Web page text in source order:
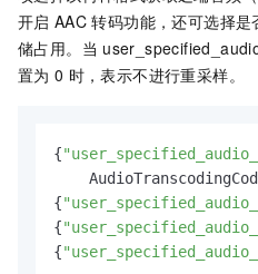
开启 AAC 转码功能，还可选择
储占用。当
置为 0 时，表示不进行重采样。
{
{
{
{